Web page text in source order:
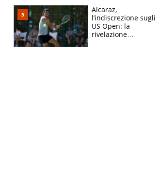
e vota Aprilia
Alcaraz,
l’indiscrezione sugli
US Open: la
rivelazione